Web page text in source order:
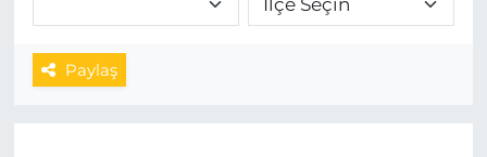
Paylaş
EKONOMİ
SAĞLIK
Son Dakika Haberleri
Haber Arşivi